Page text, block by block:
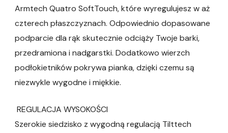
Armtech Quatro SoftTouch, które wyregulujesz w aż
czterech płaszczyznach. Odpowiednio dopasowane
podparcie dla rąk skutecznie odciąży Twoje barki,
przedramiona i nadgarstki. Dodatkowo wierzch
podłokietników pokrywa pianka, dzięki czemu są
niezwykle wygodne i miękkie.
REGULACJA WYSOKOŚCI
Szerokie siedzisko z wygodną regulacją Tilttech